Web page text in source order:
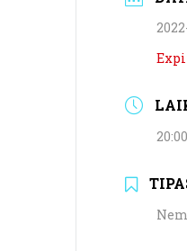
20:00